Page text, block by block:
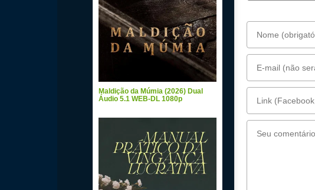
Maldição da Múmia (2026) Dual
Áudio 5.1 WEB-DL 1080p